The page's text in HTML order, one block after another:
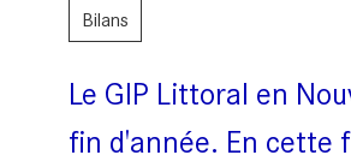
Bilans
Le GIP Littoral en
fin d'année. En cette